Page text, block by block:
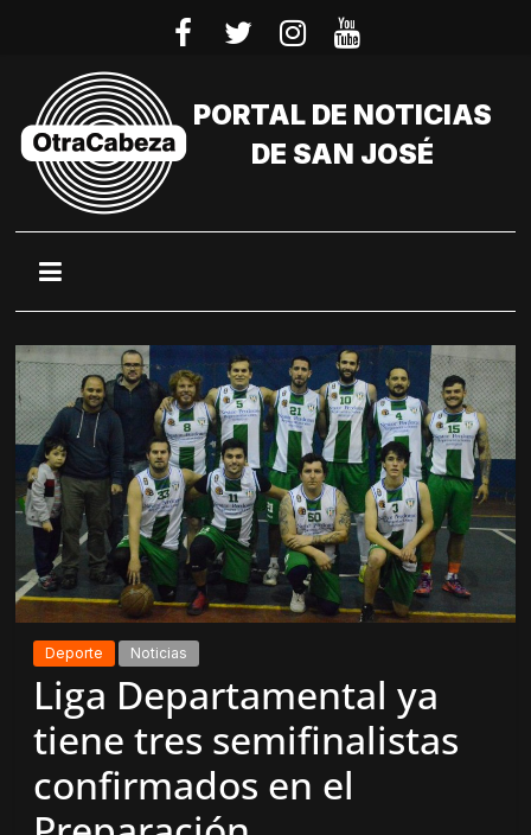
PORTAL DE NOTICIAS
DE SAN JOSÉ
Deporte Noticias
Liga Departamental ya
tiene tres semifinalistas
confirmados en el